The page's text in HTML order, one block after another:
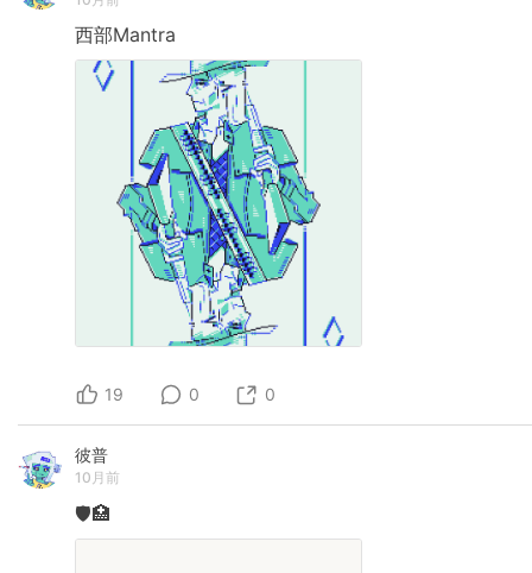
西部Mantra
19 0 0
彼普
10月前
🛡️🏥